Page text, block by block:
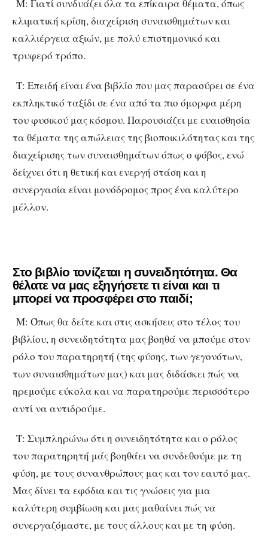
Μ: Γιατί συνδυάζει όλα τα επίκαιρα θέματα, όπως
κλιματική κρίση, διαχείριση συναισθημάτων και
καλλιέργεια αξιών, με πολύ επιστημονικό και
τρυφερό τρόπο.
Τ: Επειδή είναι ένα βιβλίο που μας παρασύρει σε ένα
εκπληκτικό ταξίδι σε ένα από τα πιο όμορφα μέρη
του φυσικού μας κόσμου. Παρουσιάζει με ευαισθησία
τα θέματα της απώλειας της βιοποικιλότητας και της
διαχείρισης των συναισθημάτων όπως ο φόβος, ενώ
δείχνει ότι η θετική και ενεργή στάση και η
συνεργασία είναι μονόδρομος προς ένα καλύτερο
μέλλον.
Στο βιβλίο τονίζεται η συνειδητότητα. Θα
θέλατε να μας εξηγήσετε τι είναι και τι
μπορεί να προσφέρει στο παιδί;
Μ: Όπως θα δείτε και στις ασκήσεις στο τέλος του
βιβλίου, η συνειδητότητα μας βοηθά να μπούμε στον
ρόλο του παρατηρητή (της φύσης, των γεγονότων,
των συναισθημάτων μας) και μας διδάσκει πώς να
ηρεμούμε εύκολα και να παρατηρούμε περισσότερο
αντί να αντιδρούμε.
Τ: Συμπληρώνω ότι η συνειδητότητα και ο ρόλος
του παρατηρητή μάς βοηθάει να συνδεθούμε με τη
φύση, με τους συνανθρώπους μας και τον εαυτό μας.
Μας δίνει τα εφόδια και τις γνώσεις για μια
καλύτερη συμβίωση και μας μαθαίνει πώς να
συνεργαζόμαστε, με τους άλλους και με τη φύση.